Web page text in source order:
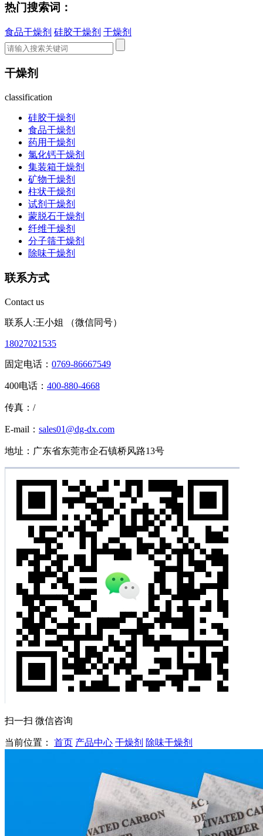
热门搜索词：
食品干燥剂 硅胶干燥剂 干燥剂
干燥剂
classification
硅胶干燥剂
食品干燥剂
药用干燥剂
氯化钙干燥剂
集装箱干燥剂
矿物干燥剂
柱状干燥剂
试剂干燥剂
蒙脱石干燥剂
纤维干燥剂
分子筛干燥剂
除味干燥剂
联系方式
Contact us
联系人:王小姐 （微信同号）
18027021535
固定电话： 0769-86667549
400电话： 400-880-4668
传真：/
E-mail： sales01@dg-dx.com
地址：广东省东莞市企石镇桥风路13号
扫一扫 微信咨询
当前位置： 首页 产品中心 干燥剂 除味干燥剂